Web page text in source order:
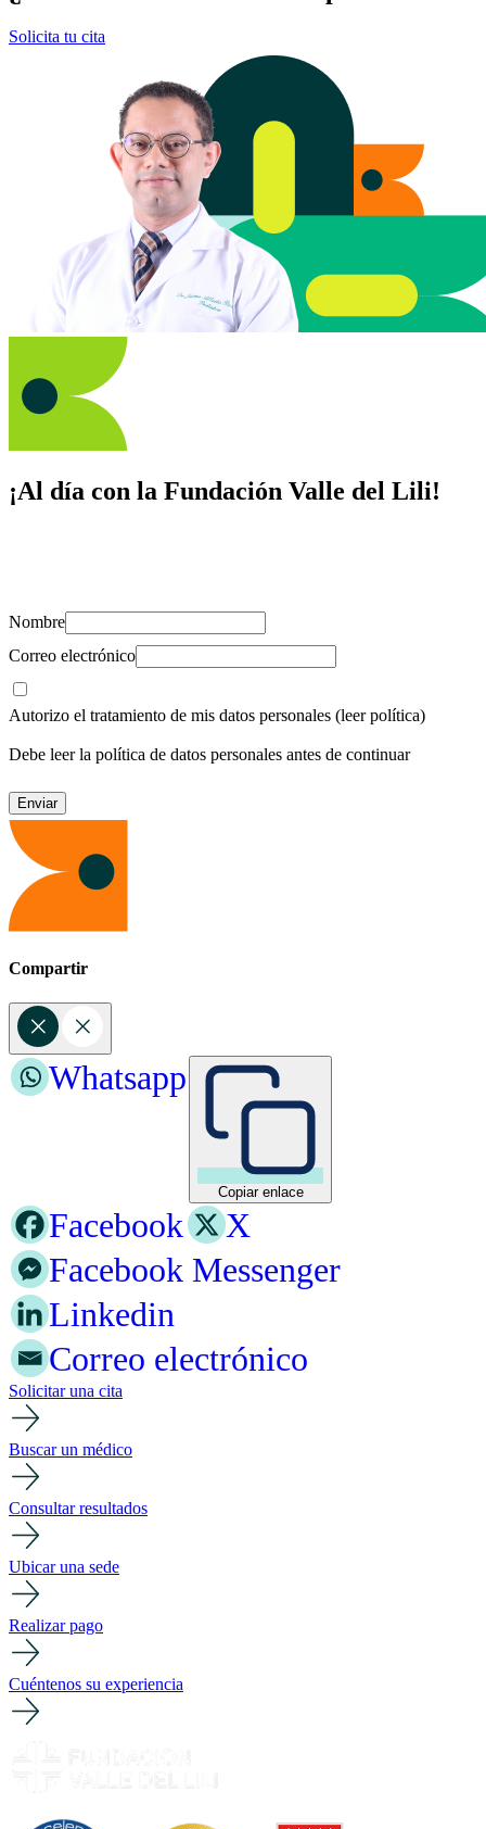
Solicita tu cita
¡Al día con la Fundación Valle del Lili!
Nombre
Correo electrónico
Autorizo el tratamiento de mis datos personales (leer política)
Debe leer la política de datos personales antes de continuar
Compartir
Copiar enlace
Whatsapp
Facebook
X
Facebook Messenger
Linkedin
Correo electrónico
Solicitar una cita
Buscar un médico
Consultar resultados
Ubicar una sede
Realizar pago
Cuéntenos su experiencia